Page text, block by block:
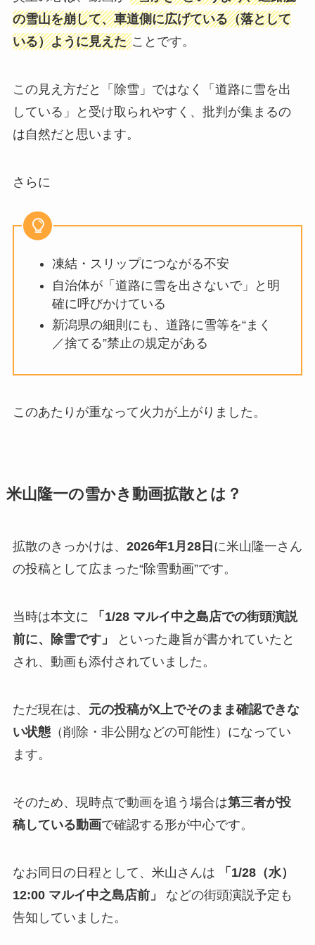
の雪山を崩して、車道側に広げている（落として
いる）ように見えた ことです。
この見え方だと「除雪」ではなく「道路に雪を出
している」と受け取られやすく、批判が集まるの
は自然だと思います。
さらに
凍結・スリップにつながる不安
自治体が「道路に雪を出さないで」と明
確に呼びかけている
新潟県の細則にも、道路に雪等を“まく
／捨てる”禁止の規定がある
このあたりが重なって火力が上がりました。
米山隆一の雪かき動画拡散とは？
拡散のきっかけは、 2026年1月28日 に米山隆一さん
の投稿として広まった“除雪動画”です。
当時は本文に
「1/28 マルイ中之島店での街頭演説
前に、除雪です」
といった趣旨が書かれていたと
され、動画も添付されていました。
ただ現在は、 元の投稿がX上でそのまま確認できな
い状態（削除・非公開などの可能性）になってい
ます。
そのため、現時点で動画を追う場合は第三者が投
稿している動画で確認する形が中心です。
なお同日の日程として、米山さんは
「1/28（水）
12:00 マルイ中之島店前」
などの街頭演説予定も
告知していました。